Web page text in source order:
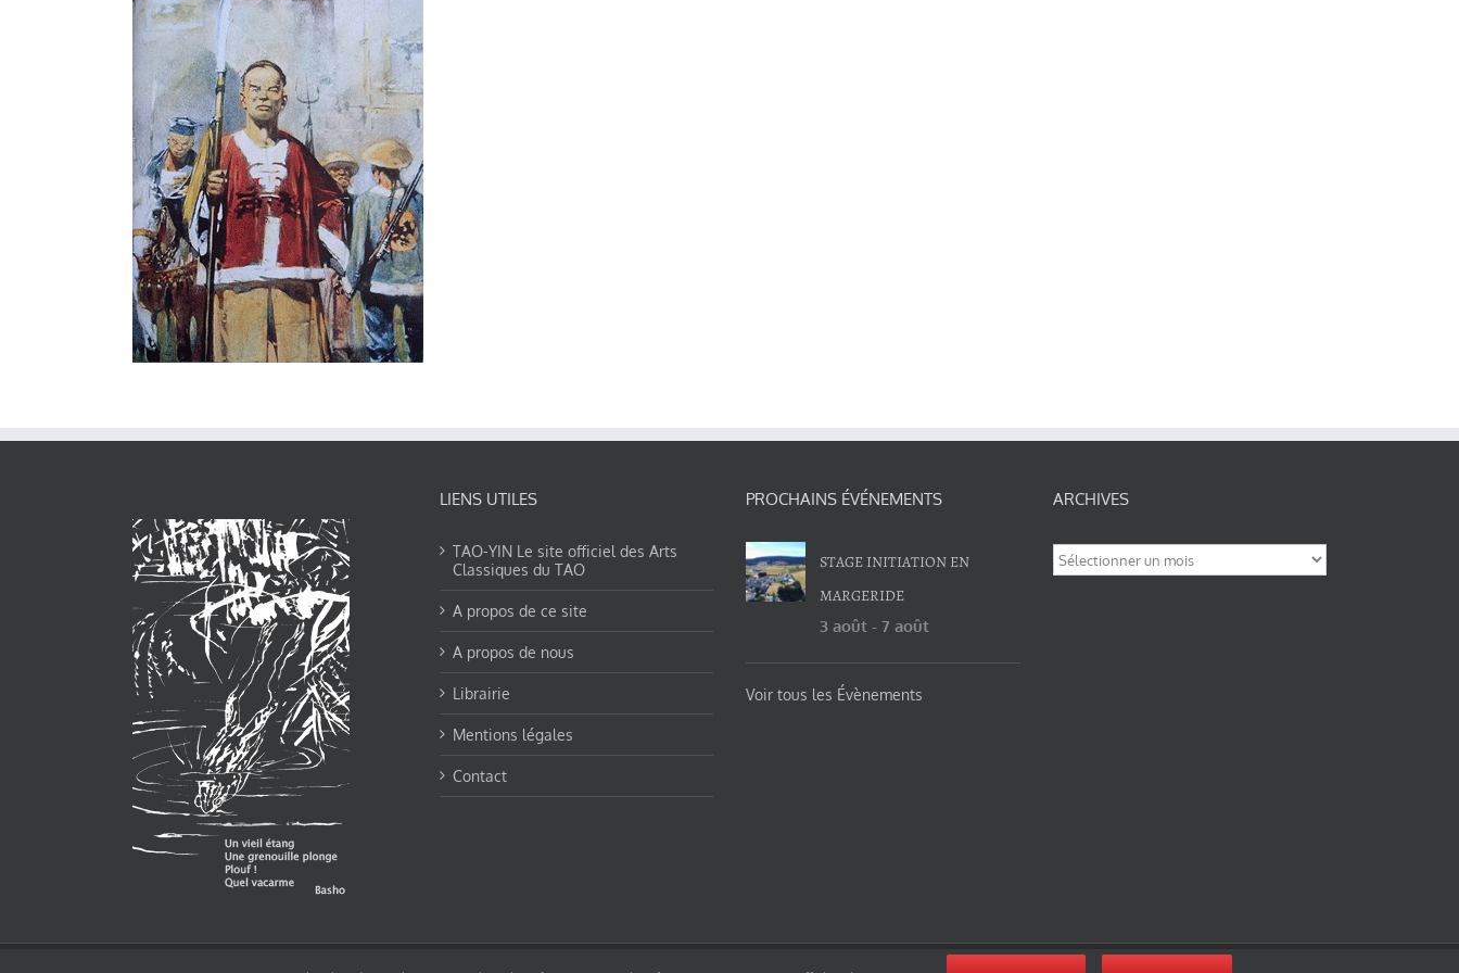
LIENS UTILES
TAO-YIN Le site officiel des Arts
Classiques du TAO
A propos de ce site
A propos de nous
Librairie
Mentions légales
Contact
PROCHAINS ÉVÉNEMENTS
STAGE INITIATION EN
MARGERIDE
3 août -7 août
Voir tous les Évènements
ARCHIVES
Archives